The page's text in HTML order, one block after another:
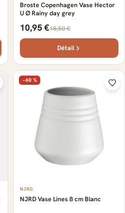
Broste Copenhagen Vase Hector
U Ø Rainy day grey
10,95 €18,50 €
Détail
−60 %
NJRD
NJRD Vase Lines 8 cm Blanc